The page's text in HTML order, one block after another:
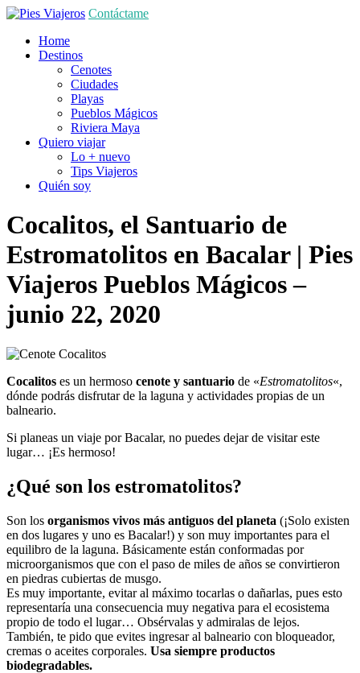
Contáctame
Home
Destinos
Cenotes
Ciudades
Playas
Pueblos Mágicos
Riviera Maya
Quiero viajar
Lo + nuevo
Tips Viajeros
Quién soy
Cocalitos, el Santuario de
Estromatolitos en Bacalar | Pies
Viajeros Pueblos Mágicos–
junio 22, 2020
Cocalitos es un hermoso cenote y santuario de «Estromatolitos«,
dónde podrás disfrutar de la laguna y actividades propias de un
balneario.
Si planeas un viaje por Bacalar, no puedes dejar de visitar este
lugar… ¡Es hermoso!
¿Qué son los estromatolitos?
Son los organismos vivos más antiguos del planeta (¡Solo existen
en dos lugares y uno es Bacalar!) y son muy importantes para el
equilibro de la laguna. Básicamente están conformadas por
microorganismos que con el paso de miles de años se convirtieron
en piedras cubiertas de musgo.
Es muy importante, evitar al máximo tocarlas o dañarlas, pues esto
representaría una consecuencia muy negativa para el ecosistema
propio de todo el lugar… Obsérvalas y admiralas de lejos.
También, te pido que evites ingresar al balneario con bloqueador,
cremas o aceites corporales. Usa siempre productos
biodegradables.